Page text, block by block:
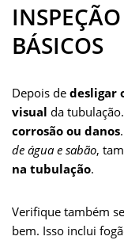
BÁSICOS
Depois de desligar
visual da
corrosão ou danos
de água e sabão,
na tubulação.
Verifique também
bem. Isso inclui